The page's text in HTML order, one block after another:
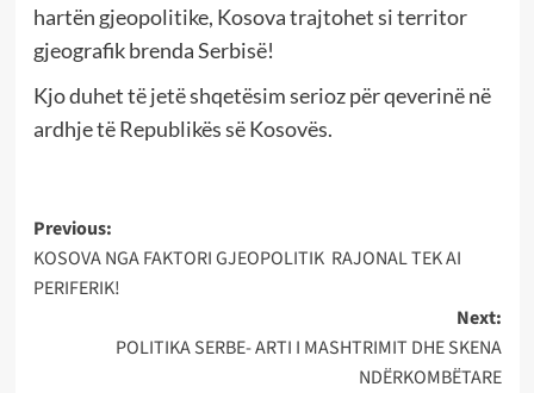
hartën gjeopolitike, Kosova trajtohet si territor
gjeografik brenda Serbisë!
Kjo duhet të jetë shqetësim serioz për qeverinë në
ardhje të Republikës së Kosovës.
Post
navigation
Previous:
KOSOVA NGA FAKTORI GJEOPOLITIK RAJONAL TEK AI
PERIFERIK!
Next:
POLITIKA SERBE- ARTI I MASHTRIMIT DHE SKENA
NDËRKOMBËTARE